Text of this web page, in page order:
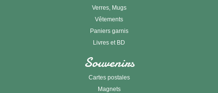
Verres, Mugs
Vêtements
Paniers garnis
Livres et BD
Souvenirs
Cartes postales
Magnets